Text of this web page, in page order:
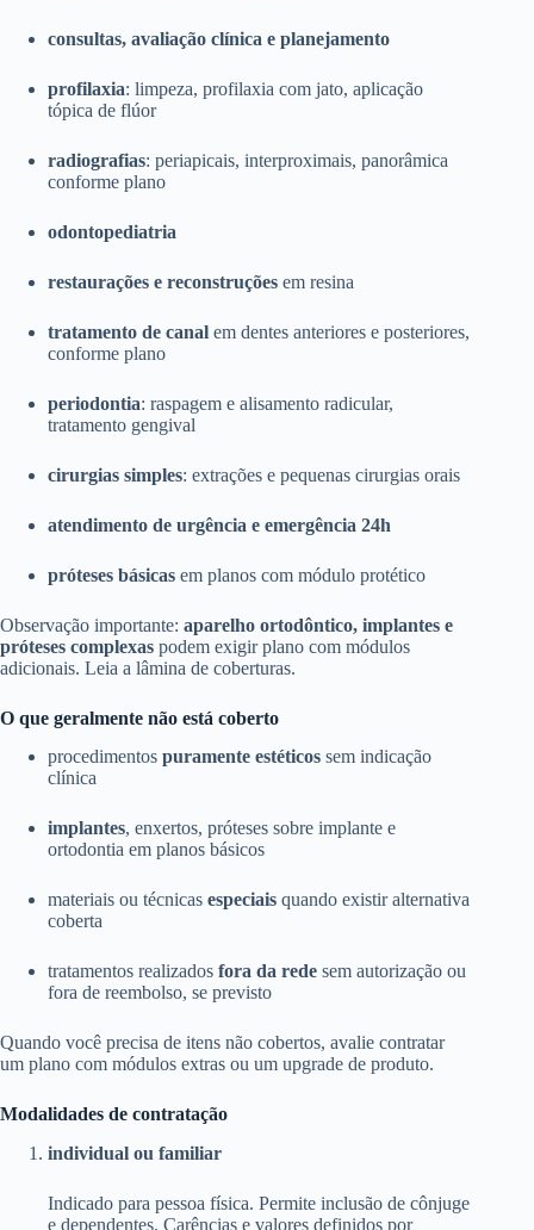
consultas, avaliação clínica e planejamento
profilaxia: limpeza, profilaxia com jato, aplicação
tópica de flúor
radiografias: periapicais, interproximais, panorâmica
conforme plano
odontopediatria
restaurações e reconstruções em resina
tratamento de canal em dentes anteriores e posteriores,
conforme plano
periodontia: raspagem e alisamento radicular,
tratamento gengival
cirurgias simples: extrações e pequenas cirurgias orais
atendimento de urgência e emergência 24h
próteses básicas em planos com módulo protético
Observação importante: aparelho ortodôntico, implantes e
próteses complexas podem exigir plano com módulos
adicionais. Leia a lâmina de coberturas.
O que geralmente não está coberto
procedimentos puramente estéticos sem indicação
clínica
implantes, enxertos, próteses sobre implante e
ortodontia em planos básicos
materiais ou técnicas especiais quando existir alternativa
coberta
tratamentos realizados fora da rede sem autorização ou
fora de reembolso, se previsto
Quando você precisa de itens não cobertos, avalie contratar
um plano com módulos extras ou um upgrade de produto.
Modalidades de contratação
individual ou familiar
Indicado para pessoa física. Permite inclusão de cônjuge
e dependentes. Carências e valores definidos por